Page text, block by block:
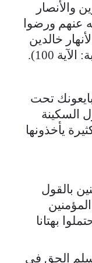
والأنصار
عنهم ورضوا
خالدين
100).
تحت
السكينة
يأخذونها
بالقول
بهتانا
الحق في